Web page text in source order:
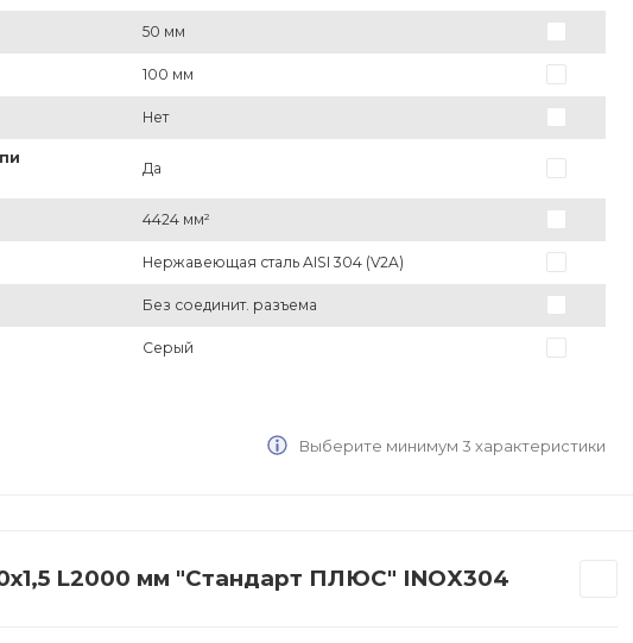
50 мм
100 мм
Нет
Да
4424 мм²
Нержавеющая сталь AISI 304 (V2A)
Без соединит. разъема
Серый
Выберите минимум 3 характеристики
L2000 мм "Стандарт ПЛЮС" INOX304